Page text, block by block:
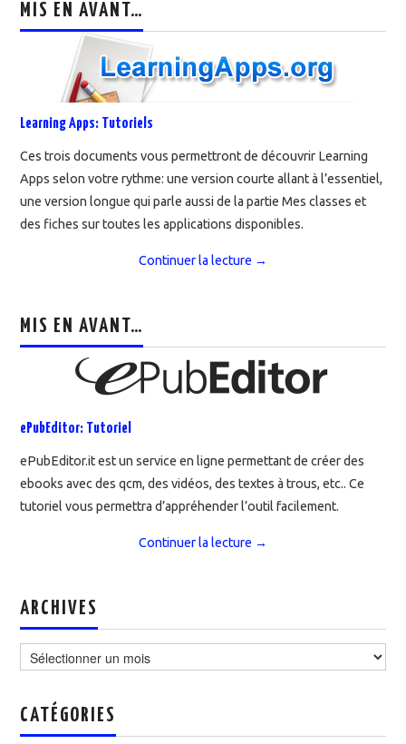
MIS EN AVANT…
Learning Apps: Tutoriels
Ces trois documents vous permettront de découvrir Learning
Apps selon votre rythme: une version courte allant à l’essentiel,
une version longue qui parle aussi de la partie Mes classes et
des fiches sur toutes les applications disponibles.
Continuer la lecture →
MIS EN AVANT…
ePubEditor: Tutoriel
ePubEditor.it est un service en ligne permettant de créer des
ebooks avec des qcm, des vidéos, des textes à trous, etc.. Ce
tutoriel vous permettra d’appréhender l’outil facilement.
Continuer la lecture →
ARCHIVES
CATÉGORIES